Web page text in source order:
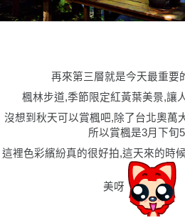
再來第三層就是今天最重要
楓林步道,季節限定紅黃葉美景,讓
沒想到秋天可以賞楓吧,除了台北奧萬
所以賞楓是3月下旬5
這裡色彩繽紛真的很好拍,這天來的時
美呀